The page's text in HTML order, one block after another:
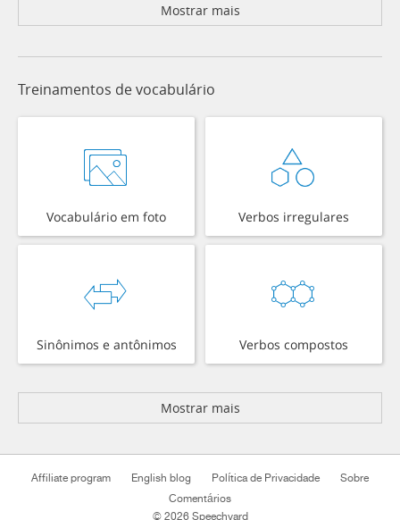
Mostrar mais
Treinamentos de vocabulário
Vocabulário em foto Verbos irregulares
Sinônimos e antônimos Verbos compostos
Mostrar mais
Affiliate program English blog Política de Privacidade
Sobre
Comentários
© 2026 Speechyard